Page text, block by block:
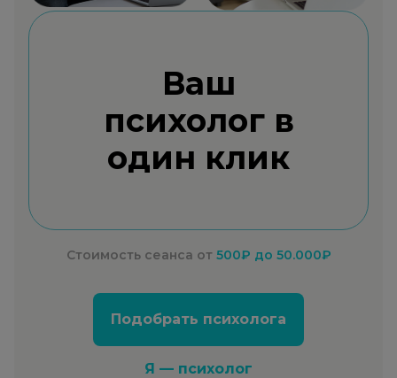
Ваш
психолог в
один клик
Стоимость сеанса от 500₽ до 50.000₽
Подобрать психолога
Я — психолог